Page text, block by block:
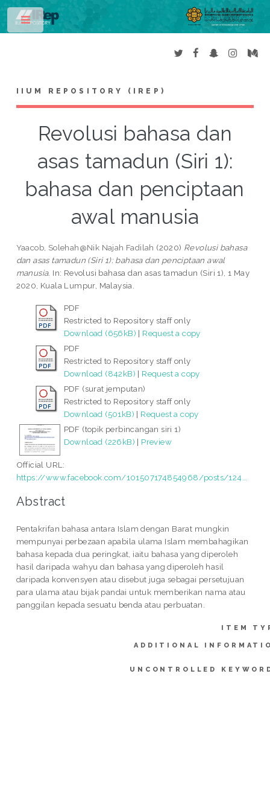
IIUM REPOSITORY (IREP)
Revolusi bahasa dan
asas tamadun (Siri 1):
bahasa dan penciptaan
awal manusia
Yaacob, Solehah@Nik Najah Fadilah (2020) Revolusi bahasa
dan asas tamadun (Siri 1): bahasa dan penciptaan awal
manusia. In: Revolusi bahasa dan asas tamadun (Siri 1), 1 May
2020, Kuala Lumpur, Malaysia.
PDF
Restricted to Repository staff only
Download (656kB) | Request a copy
PDF
Restricted to Repository staff only
Download (842kB) | Request a copy
PDF (surat jemputan)
Restricted to Repository staff only
Download (501kB) | Request a copy
PDF (topik perbincangan siri 1)
Download (226kB) | Preview
Official URL:
https://www.facebook.com/101507174854968/posts/124...
Abstract
Pentakrifan bahasa antara Islam dengan Barat mungkin
mempunyai perbezaan apabila ulama Islam membahagikan
bahasa kepada dua peringkat, iaitu bahasa yang diperoleh
hasil daripada wahyu dan bahasa yang diperoleh hasil
daripada konvensyen atau disebut juga sebagai persetujuan
para ulama atau bijak pandai untuk memberikan nama atau
panggilan kepada sesuatu benda atau perbuatan.
ITEM
ADDITIONAL
UNCONTROLLED
Toggle